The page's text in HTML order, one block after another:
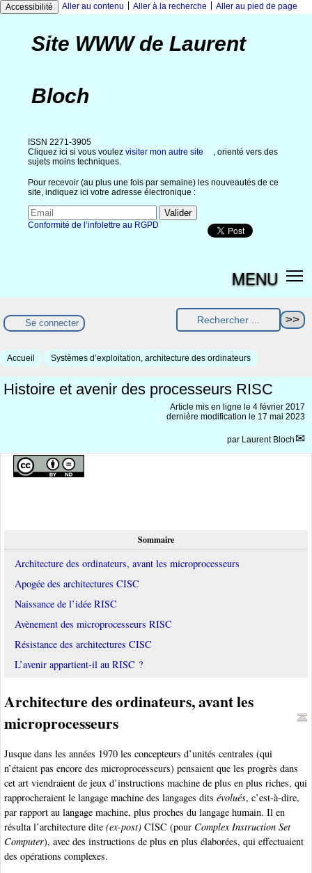
Accessibilité Aller au contenu Aller à la recherche Aller au pied de page
Site WWW de Laurent
Bloch
ISSN 2271-3905
Cliquez ici si vous voulez visiter mon autre site
, orienté vers des
sujets moins techniques.
Pour recevoir (au plus une fois par semaine) les nouveautés de ce
site, indiquez ici votre adresse électronique :
Conformité de l’infolettre au RGPD
MENU
Se connecter
Accueil Systèmes d’exploitation, architecture des ordinateurs
Histoire et avenir des processeurs RISC
Article mis en ligne le 4 février 2017
dernière modification le 17 mai 2023
par Laurent Bloch
Sommaire
Architecture des ordinateurs, avant les microprocesseurs
Apogée des architectures CISC
Naissance de l’idée RISC
Avènement des microprocesseurs RISC
Résistance des architectures CISC
L’avenir appartient-il au RISC ?
Architecture des ordinateurs, avant les
microprocesseurs
Jusque dans les années 1970 les concepteurs d’unités centrales (qui
n’étaient pas encore des microprocesseurs) pensaient que les progrès dans
cet art viendraient de jeux d’instructions machine de plus en plus riches, qui
rapprocheraient le langage machine des langages dits évolués, c’est-à-dire,
par rapport au langage machine, plus proches du langage humain. Il en
résulta l’architecture dite (ex-post) CISC (pour Complex Instruction Set
Computer), avec des instructions de plus en plus élaborées, qui effectuaient
des opérations complexes.